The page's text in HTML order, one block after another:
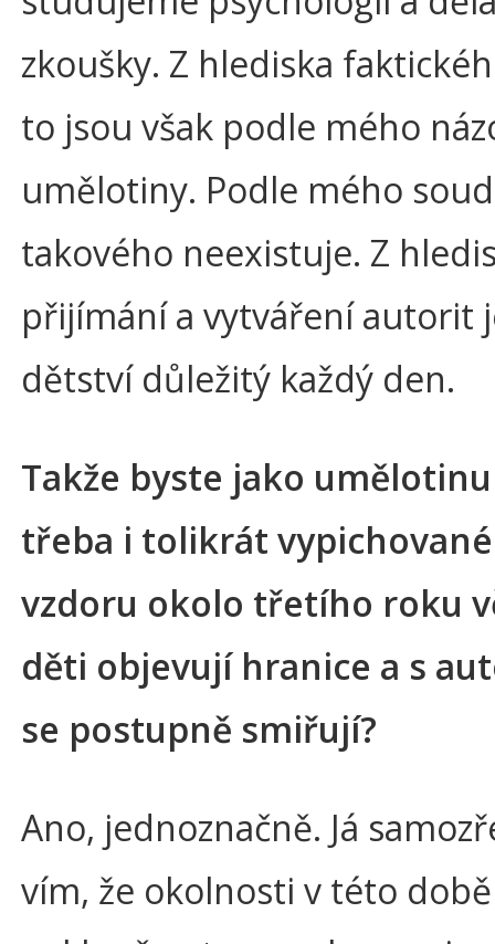
zkoušky. Z hlediska
to jsou však podle mého
umělotiny. Podle mého
takového neexistuje. Z
přijímání a vytváření autorit
dětství důležitý každý den.
Takže byste jako
třeba i tolikrát
vzdoru okolo třetího roku
děti objevují hranice a s
se postupně smiřují?
Ano, jednoznačně. Já
vím, že okolnosti v této